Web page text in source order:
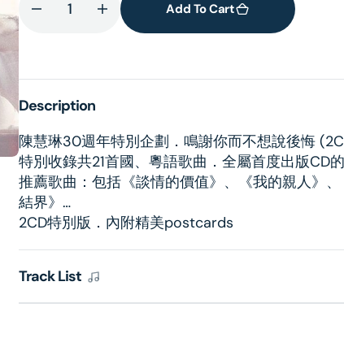
Decrease
鳴
你
而
不
想
說
後
悔
(2CD)
Increase
quantity
鳴
而
不
想
說
後
悔
(2CD)
Add To Cart
Description
陳慧琳30週年特別企劃．鳴謝你而不想說後悔
特別收錄共21首國、粵語歌曲．全屬首度出版CD
推薦歌曲：包括《談情的價值》、《我的親人》
結界》…
2CD特別版．內附精美postcards
Track List